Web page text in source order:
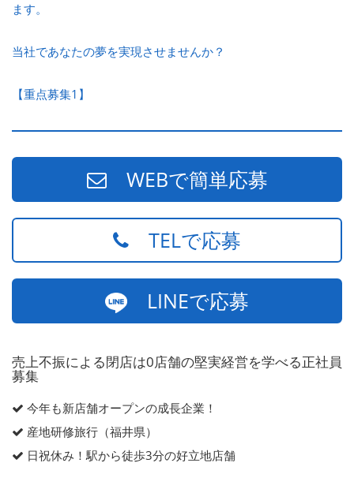
ます。
当社であなたの夢を実現させませんか？
【重点募集1】
WEBで簡単応募
TELで応募
LINEで応募
売上不振による閉店は0店舗の堅実経営を学べる正社員
募集
今年も新店舗オープンの成長企業！
産地研修旅行（福井県）
日祝休み！駅から徒歩3分の好立地店舗